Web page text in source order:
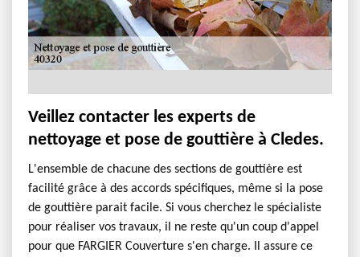
Veillez contacter les experts de
nettoyage et pose de gouttière à Cledes.
L'ensemble de chacune des sections de gouttière est
facilité grâce à des accords spécifiques, même si la pose
de gouttière parait facile. Si vous cherchez le spécialiste
pour réaliser vos travaux, il ne reste qu'un coup d'appel
pour que FARGIER Couverture s'en charge. Il assure ce